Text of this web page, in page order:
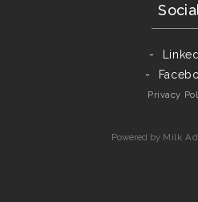
Privacy
Powered by Milk